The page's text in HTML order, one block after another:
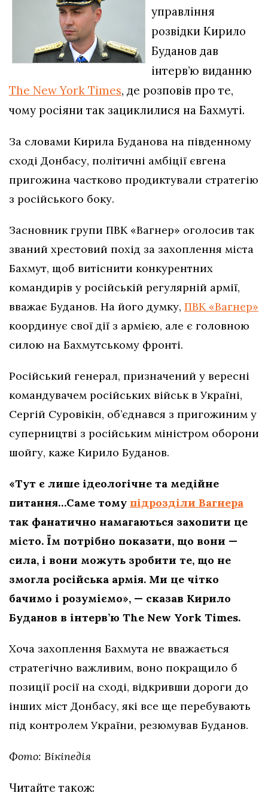
управління
розвідки Кирило
Буданов дав
інтерв’ю виданню
The New York Times, де розповів про те,
чому росіяни так зациклилися на Бахмуті.
За словами Кирила Буданова на південному
сході Донбасу, політичні амбіції євгена
пригожина частково продиктували стратегію
з російського боку.
Засновник групи ПВК «Вагнер» оголосив так
званий хрестовий похід за захоплення міста
Бахмут, щоб витіснити конкурентних
командирів у російській регулярній армії,
вважає Буданов. На його думку, ПВК «Вагнер»
координує свої дії з армією, але є головною
силою на Бахмутському фронті.
Російський генерал, призначений у вересні
командувачем російських військ в Україні,
Сергій Суровікін, об’єднався з пригожиним у
суперництві з російським міністром оборони
шойгу, каже Кирило Буданов.
«Тут є лише ідеологічне та медійне
питання…Саме тому підрозділи Вагнера
так фанатично намагаються захопити це
місто. Їм потрібно показати, що вони —
сила, і вони можуть зробити те, що не
змогла російська армія. Ми це чітко
бачимо і розуміємо», — сказав Кирило
Буданов в інтерв’ю The New York Times.
Хоча захоплення Бахмута не вважається
стратегічно важливим, воно покращило б
позиції росії на сході, відкривши дороги до
інших міст Донбасу, які все ще перебувають
під контролем України, резюмував Буданов.
Фото: Вікіпедія
Читайте також: